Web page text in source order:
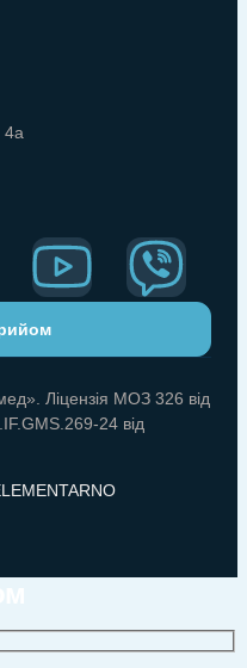
4а
Ліцензія МОЗ 326 від
24 від